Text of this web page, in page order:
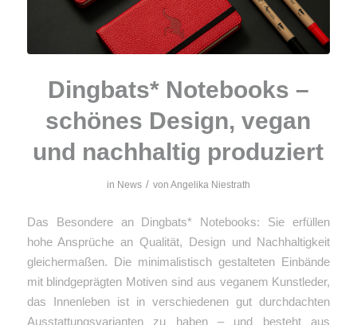
Dingbats* Notebooks –
schönes Design, vegan
und nachhaltig produziert
in News / von Angelika Niestrath
Das Besondere an Dingbats* Notebooks: Sie erfüllen
hohe Ansprüche an Qualität, Design und Nachhaltigkeit
gleichermaßen. Die minimalistisch gestalteten Einbände
mit blindgeprägten Motiven sind aus veganem Kunstleder,
das Innenleben ist in verschiedenen gut durchdachten
Ausstattungsvarianten zu haben – und besteht aus